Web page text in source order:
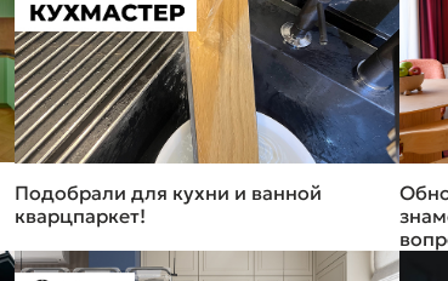
Подобрали для кухни и ванной
кварцпаркет!